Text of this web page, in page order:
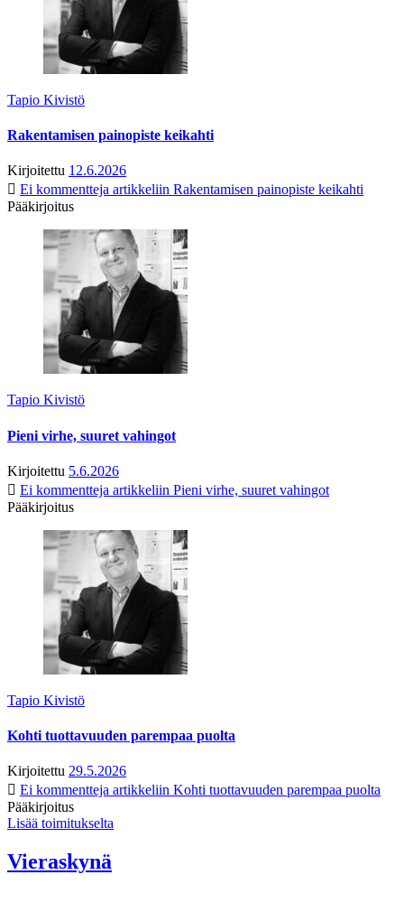
Tapio Kivistö
Rakentamisen painopiste keikahti
Kirjoitettu 12.6.2026
Ei kommentteja artikkeliin Rakentamisen painopiste keikahti
Pääkirjoitus
Tapio Kivistö
Pieni virhe, suuret vahingot
Kirjoitettu 5.6.2026
Ei kommentteja artikkeliin Pieni virhe, suuret vahingot
Pääkirjoitus
Tapio Kivistö
Kohti tuottavuuden parempaa puolta
Kirjoitettu 29.5.2026
Ei kommentteja artikkeliin Kohti tuottavuuden parempaa puolta
Pääkirjoitus
Lisää toimitukselta
Vieraskynä